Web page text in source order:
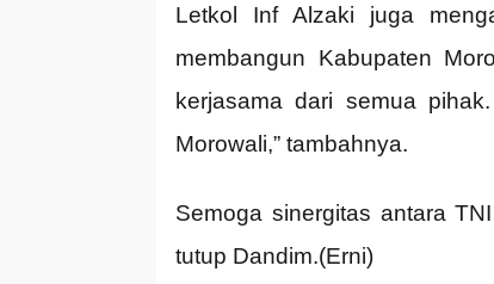
Letkol Inf Alzaki juga
membangun Kabupaten
kerjasama dari semua
Morowali,” tambahnya.
Semoga sinergitas antara
tutup Dandim.(Erni)